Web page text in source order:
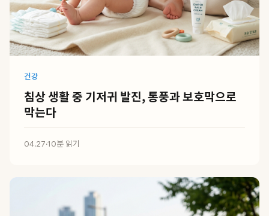
건강
침상 생활 중 기저귀 발진, 통풍과 보호막으로
막는다
04.27·10분 읽기